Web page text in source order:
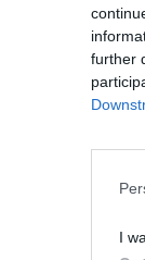
further
I